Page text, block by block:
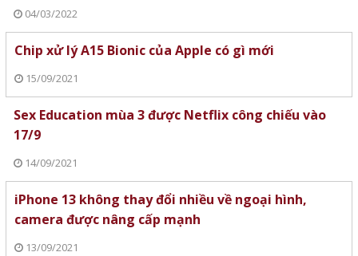
04/03/2022
Chip xử lý A15 Bionic của Apple có gì mới
15/09/2021
Sex Education mùa 3 được Netflix công chiếu vào
17/9
14/09/2021
iPhone 13 không thay đổi nhiều về ngoại hình,
camera được nâng cấp mạnh
13/09/2021